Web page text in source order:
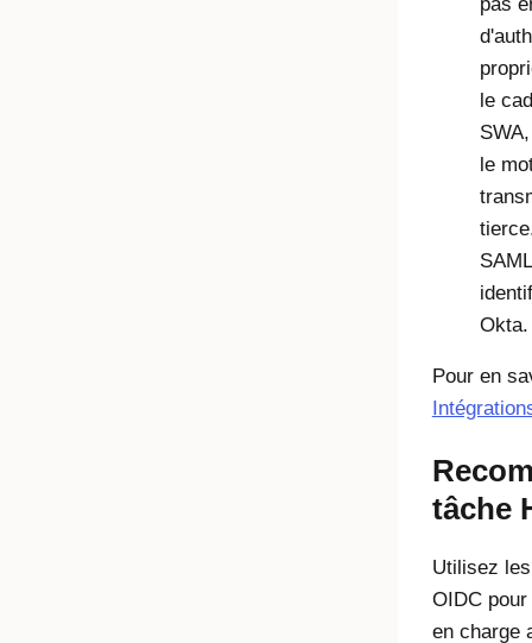
le
le
Okta.
Pour en
tâche
Utilisez
OIDC
en charge